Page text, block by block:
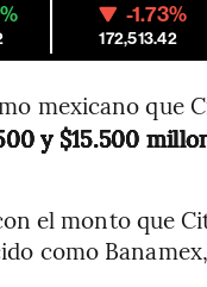
-1.73%
172,513.42
mexicano que
y $15.500
el monto que
como